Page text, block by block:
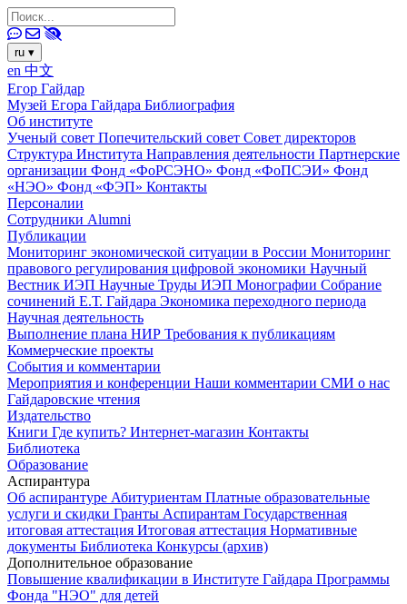
ru ▾
en 中文
Егор Гайдар
Музей Егора Гайдара Библиография
Об институте
Ученый совет Попечительский совет Совет директоров
Структура Института Направления деятельности Партнерские
организации Фонд «ФоРСЭНО» Фонд «ФоПСЭИ» Фонд
«НЭО» Фонд «ФЭП» Контакты
Персоналии
Сотрудники Alumni
Публикации
Мониторинг экономической ситуации в России Мониторинг
правового регулирования цифровой экономики Научный
Вестник ИЭП Научные Труды ИЭП Монографии Собрание
сочинений Е.Т. Гайдара Экономика переходного периода
Научная деятельность
Выполнение плана НИР Требования к публикациям
Коммерческие проекты
События и комментарии
Мероприятия и конференции Наши комментарии СМИ о нас
Гайдаровские чтения
Издательство
Книги Где купить? Интернет-магазин Контакты
Библиотека
Образование
Аспирантура
Об аспирантуре Абитуриентам Платные образовательные
услуги и скидки Гранты Аспирантам Государственная
итоговая аттестация Итоговая аттестация Нормативные
документы Библиотека Конкурсы (архив)
Дополнительное образование
Повышение квалификации в Институте Гайдара Программы
Фонда "НЭО" для детей